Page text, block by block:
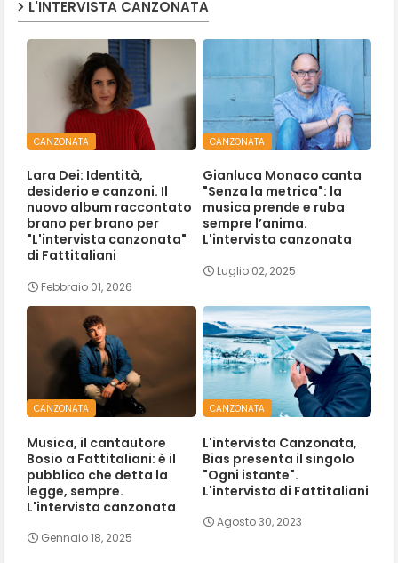
L'INTERVISTA CANZONATA
CANZONATA
Lara Dei: Identità,
desiderio e canzoni. Il
nuovo album raccontato
brano per brano per
"L'intervista canzonata"
di Fattitaliani
Febbraio 01, 2026
CANZONATA
Gianluca Monaco canta
"Senza la metrica": la
musica prende e ruba
sempre l’anima.
L'intervista canzonata
Luglio 02, 2025
CANZONATA
Musica, il cantautore
Bosio a Fattitaliani: è il
pubblico che detta la
legge, sempre.
L'intervista canzonata
Gennaio 18, 2025
CANZONATA
L'intervista Canzonata,
Bias presenta il singolo
"Ogni istante".
L'intervista di Fattitaliani
Agosto 30, 2023